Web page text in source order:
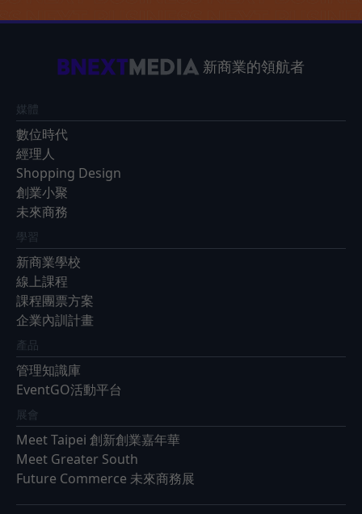
新商業的領航者
媒體
數位時代
經理人
Shopping Design
創業小聚
未來商務
學習
新商業學校
線上課程
課程團票方案
企業內訓計畫
產品
管理知識庫
EventGO活動平台
展會
Meet Taipei 創新創業嘉年華
Meet Greater South
Future Commerce 未來商務展